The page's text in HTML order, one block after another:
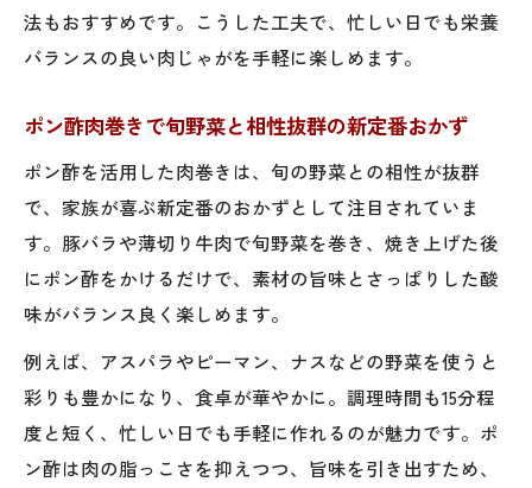
法もおすすめです。こうした工夫で、忙しい日でも栄養
バランスの良い肉じゃがを手軽に楽しめます。
ポン酢肉巻きで旬野菜と相性抜群の新定番おかず
ポン酢を活用した肉巻きは、旬の野菜との相性が抜群
で、家族が喜ぶ新定番のおかずとして注目されていま
す。豚バラや薄切り牛肉で旬野菜を巻き、焼き上げた後
にポン酢をかけるだけで、素材の旨味とさっぱりした酸
味がバランス良く楽しめます。
例えば、アスパラやピーマン、ナスなどの野菜を使うと
彩りも豊かになり、食卓が華やかに。調理時間も15分程
度と短く、忙しい日でも手軽に作れるのが魅力です。ポ
ン酢は肉の脂っこさを抑えつつ、旨味を引き出すため、